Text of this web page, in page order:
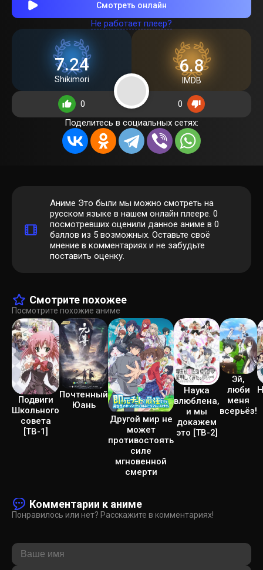
Смотреть онлайн
Не работает плеер?
7.24
Shikimori
6.8
IMDB
0
0
Поделитесь в социальных сетях:
Аниме Это были мы можно смотреть на
русском языке в нашем онлайн плеере. 0
посмотревших оценили данное аниме в 0
баллов из 5 возможных. Оставьте своё
мнение в комментариях и не забудьте
поставить оценку.
Смотрите похожее
Посмотрите похожие аниме
Подвиги
Школьного
совета
[ТВ-1]
Почтенный
Юань
Другой мир не
может
противостоять
силе
мгновенной
смерти
Наука
влюблена,
и мы
докажем
это [ТВ-2]
Эй,
люби
меня
всерьёз!
Комментарии к аниме
Понравилось или нет? Расскажите в комментариях!